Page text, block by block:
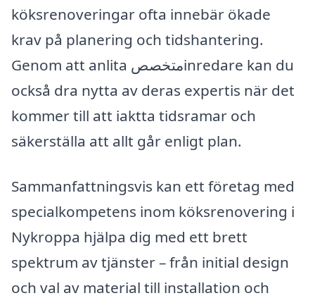
köksrenoveringar ofta innebär ökade
krav på planering och tidshantering.
Genom att anlita متخصصinredare kan du
också dra nytta av deras expertis när det
kommer till att iaktta tidsramar och
säkerställa att allt går enligt plan.
Sammanfattningsvis kan ett företag med
specialkompetens inom köksrenovering i
Nykroppa hjälpa dig med ett brett
spektrum av tjänster – från initial design
och val av material till installation och